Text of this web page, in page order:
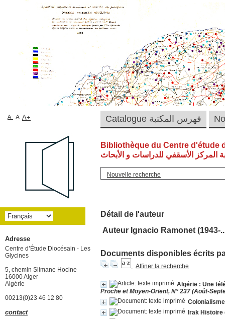
Bibliothèque du Centre d'étude
المركز الأسقفي للدراسات و الأبحاث
Nouvelle recherche
Détail de l'auteur
Auteur Ignacio Ramonet (1943-
Documents disponibles écrits
Affiner la recherche
Algérie : Une
Proche et Moyen-Orient, N° 237 (Août-
Colonialisme
Irak
Catalogue فهرس المكتبة A- A A+
Adresse
Centre d’Étude Diocésain - Les
Glycines
5, chemin Slimane Hocine
16000 Alger
Algérie
00213(0)23 46 12 80
contact